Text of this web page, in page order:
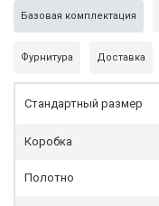
Базовая комплектация
Фурнитура Доставка
Стандартный размер
Коробка
Полотно